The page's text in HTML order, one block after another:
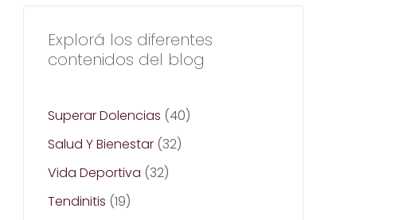
Explorá los diferentes
contenidos del blog
Superar Dolencias (40)
Salud Y Bienestar (32)
Vida Deportiva (32)
Tendinitis (19)